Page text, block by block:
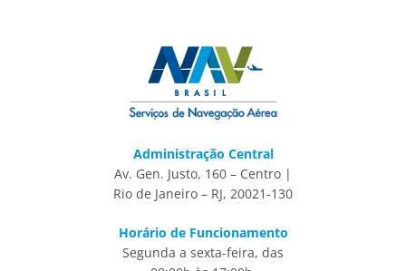
Administração Central
Av. Gen. Justo, 160 – Centro |
Rio de Janeiro – RJ, 20021-130
Horário de Funcionamento
Segunda a sexta-feira, das